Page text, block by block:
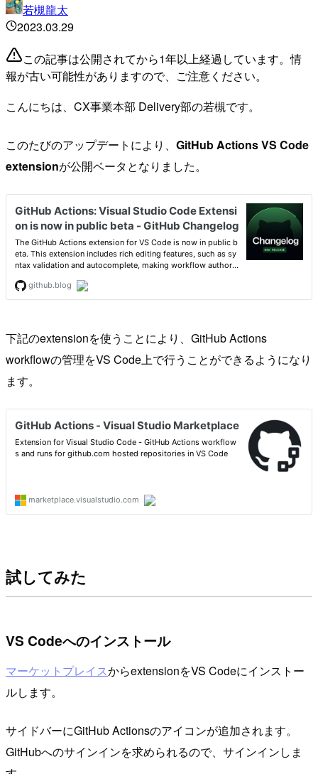
若槻龍太
2023.03.29
この記事は公開されてから1年以上経過しています。情
報が古い可能性がありますので、ご注意ください。
こんにちは、CX事業本部 Delivery部の若槻です。
このたびのアップデートにより、 GitHub Actions VS Code
extensionが公開ベータとなりました。
下記のextensionを使うことにより、GitHub Actions
workflowの管理をVS Code上で行うことができるようになり
ます。
試してみた
VS Codeへのインストール
マーケットプレイスからextensionをVS Codeにインストー
ルします。
サイドバーにGitHub Actionsのアイコンが追加されます。
GitHubへのサインインを求められるので、サインインしま